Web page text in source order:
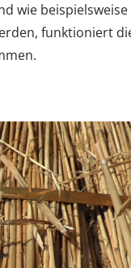
wie beispielsweise
funktioniert